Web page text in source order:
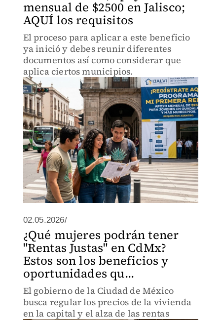
mensual de $2500 en Jalisco;
AQUÍ los requisitos
El proceso para aplicar a este beneficio
ya inició y debes reunir diferentes
documentos así como considerar que
aplica ciertos municipios.
02.05.2026/
¿Qué mujeres podrán tener
"Rentas Justas" en CdMx?
Estos son los beneficios y
oportunidades qu...
El gobierno de la Ciudad de México
busca regular los precios de la vivienda
en la capital y el alza de las rentas